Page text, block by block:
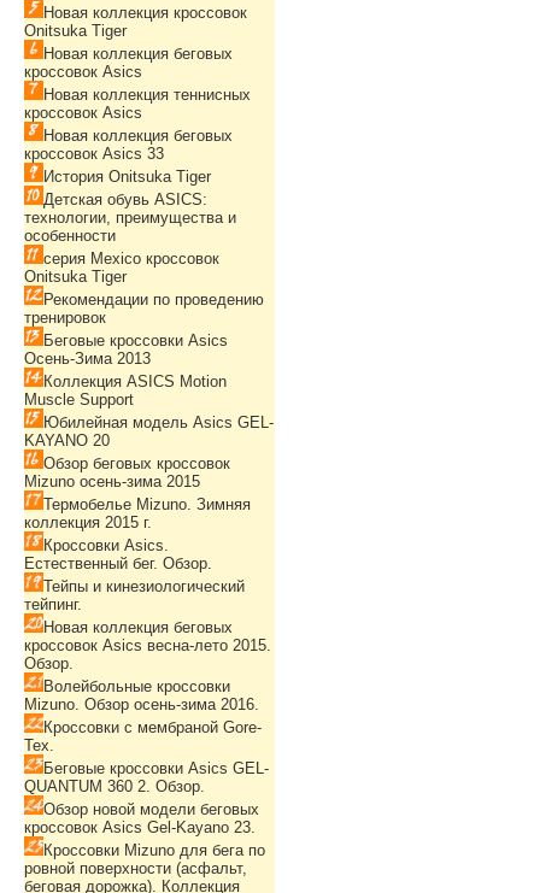
Новая коллекция кроссовок
Onitsuka Tiger
Новая коллекция беговых
кроссовок Asics
Новая коллекция теннисных
кроссовок Asics
Новая коллекция беговых
кроссовок Asics 33
История Onitsuka Tiger
Детская обувь ASICS:
технологии, преимущества и
особенности
серия Mexico кроссовок
Onitsuka Tiger
Рекомендации по проведению
тренировок
Беговые кроссовки Asics
Осень-Зима 2013
Коллекция ASICS Motion
Muscle Support
Юбилейная модель Asics GEL-
KAYANO 20
Обзор беговых кроссовок
Mizuno осень-зима 2015
Термобелье Mizuno. Зимняя
коллекция 2015 г.
Кроссовки Asics.
Естественный бег. Обзор.
Тейпы и кинезиологический
тейпинг.
Новая коллекция беговых
кроссовок Asics весна-лето 2015.
Обзор.
Волейбольные кроссовки
Mizuno. Обзор осень-зима 2016.
Кроссовки с мембраной Gore-
Tex.
Беговые кроссовки Asics GEL-
QUANTUM 360 2. Обзор.
Обзор новой модели беговых
кроссовок Asics Gel-Kayano 23.
Кроссовки Mizuno для бега по
ровной поверхности (асфальт,
беговая дорожка). Коллекция